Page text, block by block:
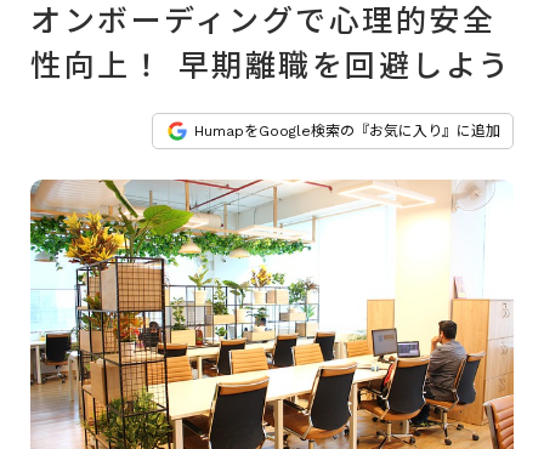
オンボーディングで心理的安全
性向上！ 早期離職を回避しよう
HumapをGoogle検索の『お気に入り』に追加